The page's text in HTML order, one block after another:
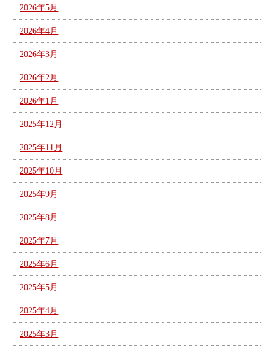
2026年5月
2026年4月
2026年3月
2026年2月
2026年1月
2025年12月
2025年11月
2025年10月
2025年9月
2025年8月
2025年7月
2025年6月
2025年5月
2025年4月
2025年3月